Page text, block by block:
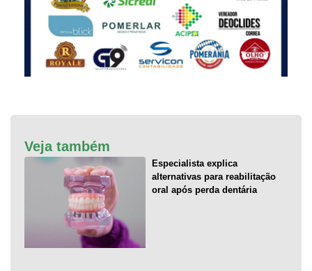
Veja também
Especialista explica
alternativas para reabilitação
oral após perda dentária